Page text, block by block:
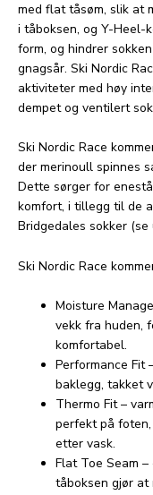
med flat tåsøm, slik at
i tåboksen, og Y-Heel-
form, og hindrer
gnagsår. Ski Nordic
aktiviteter med høy
dempet og ventilert
Ski Nordic Race
der merinoull spinnes
Dette sørger for
komfort, i tillegg til de
Bridgedales sokker (se
Ski Nordic Race
Moisture
vekk fra huden,
komfortabel.
Performance
baklegg, takket
Thermo Fit –
perfekt på
etter vask.
Flat Toe Seam
tåboksen gjør at